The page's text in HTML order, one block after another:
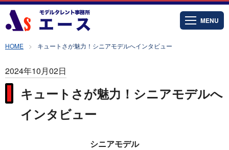
MENU
HOME キュートさが魅力！シニアモデルへインタビュー
2024年10月02日
キュートさが魅力！シニアモデルへ
インタビュー
シニアモデル